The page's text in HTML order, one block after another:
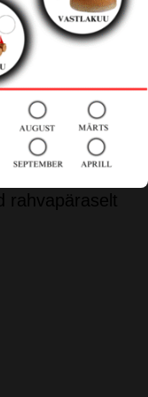
rahvapäraselt